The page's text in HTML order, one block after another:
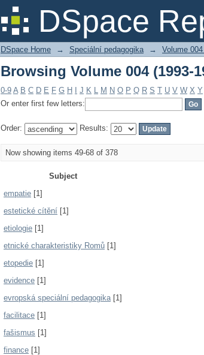
DSpace
Browsing Volume 004 (1993-
DSpace Home → Speciální pedagogika → Volume
Browsing Volume 004 (1993-
0-9 A B C D E F G H J K L M N O P Q R S T U V W X Y
Or enter first few letters:
Order: Results:
Now showing items 49-68 of 378
Subject
empatie [1]
estetické cítění [1]
etiologie [1]
etnické charakteristiky Romů [1]
etopedie [1]
evidence [1]
evropská speciální pedagogika[1]
facilitace [1]
fašismus [1]
finance [1]